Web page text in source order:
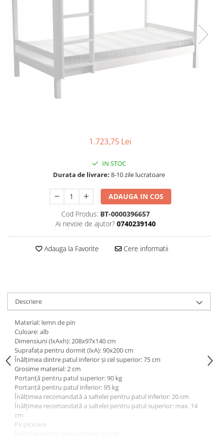
Tabureti
Suporturi saltea/Somiere/Gratii
pentru pat
1.723,75 Lei
IN STOC
Durata de livrare: 8-10 zile lucratoare
ADAUGA IN COS
Cod Produs: BT-0000396657
Ai nevoie de ajutor? 0740239140
Adauga la Favorite Cere informatii
Descriere
Material: lemn de pin
Culoare: alb
Dimensiuni (lxAxh): 208x97x140 cm
Suprafaţa pentru dormit (lxA): 90x200 cm
Înălţimea dintre patul inferior şi cel superior: 75 cm
Grosime material: 2 cm
Portanţă pentru patul superior: 90 kg
Portanţă pentru patul inferior: 95 kg
Înălţimea recomandată a saltelei pentru patul inferior: 20 cm
Înălţimea recomandată a saltelei pentru patul superior: max. 14
cm
Pe picioare